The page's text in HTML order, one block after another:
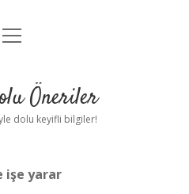
Uyarı
menüyü
Öneriler
dolu keyifli bilgiler!
işe yarar